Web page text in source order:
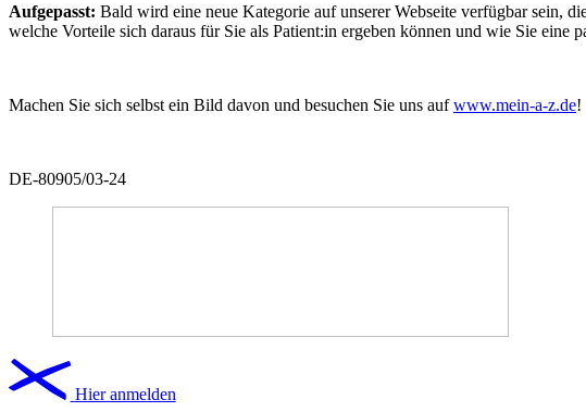
Aufgepasst: Bald wird eine neue Kategorie auf unserer Webseite verfügbar sein,
welche Vorteile sich daraus für Sie als Patient:in ergeben können und wie Sie eine
Machen Sie sich selbst ein Bild davon und besuchen Sie uns aufwww.mein-a-z.de!
DE-80905/03-24
Hier anmelden